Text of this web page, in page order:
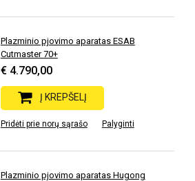
Plazminio pjovimo aparatas ESAB
Cutmaster 70+
€ 4.790,00
Į KREPŠELĮ
Pridėti prie norų sąrašo Palyginti
Plazminio pjovimo aparatas Hugong